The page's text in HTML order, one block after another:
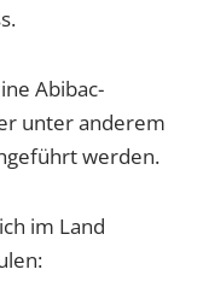
Abibac-
unter anderem
werden.
im Land